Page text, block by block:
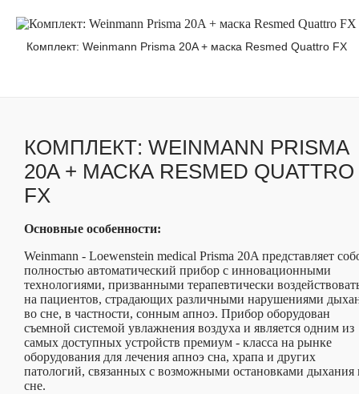
Комплект: Weinmann Prisma 20A + маска Resmed Quattro FX
КОМПЛЕКТ: WEINMANN PRISMA
20A + МАСКА RESMED QUATTRO
FX
Основные особенности:
Weinmann - Loеwenstein medical Prisma 20A представляет
полностью автоматический прибор с инновационными
технологиями, призванными терапевтически
на пациентов, страдающих различными нарушениями
во сне, в частности, сонным апноэ. Прибор оборудован
съемной системой увлажнения воздуха и является одним из
самых доступных устройств премиум - класса на рынке
оборудования для лечения апноэ сна, храпа и других
патологий, связанных с возможными остановками дыхания
сне.